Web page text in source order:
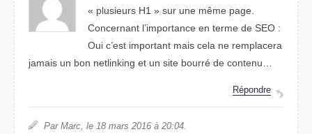
« plusieurs H1 » sur une même page.
Concernant l’importance en terme de SEO :
Oui c’est important mais cela ne remplacera
jamais un bon netlinking et un site bourré de contenu…
Répondre
Par Marc, le 18 mars 2016 à 20:04.